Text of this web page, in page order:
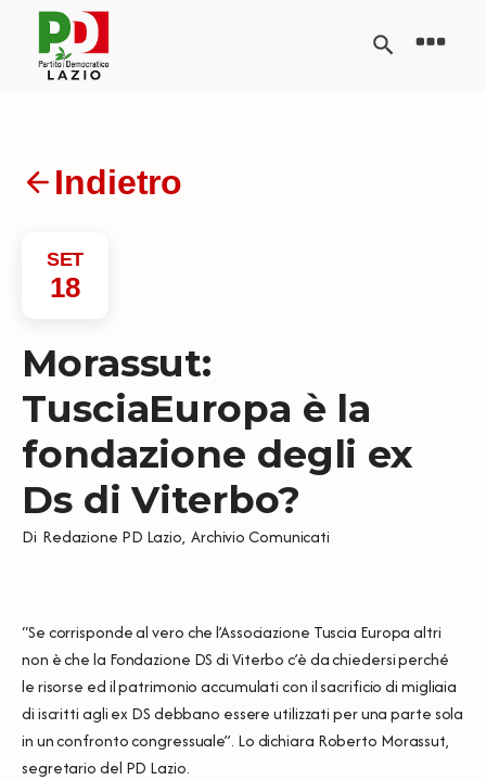
Indietro
SET
18
Morassut:
TusciaEuropa è la
fondazione degli ex
Ds di Viterbo?
Di Redazione PD Lazio, Archivio Comunicati
“Se corrisponde al vero che l’Associazione Tuscia Europa altri
non è che la Fondazione DS di Viterbo c’è da chiedersi perché
le risorse ed il patrimonio accumulati con il sacrificio di migliaia
di iscritti agli ex DS debbano essere utilizzati per una parte sola
in un confronto congressuale”. Lo dichiara Roberto Morassut,
segretario del PD Lazio.